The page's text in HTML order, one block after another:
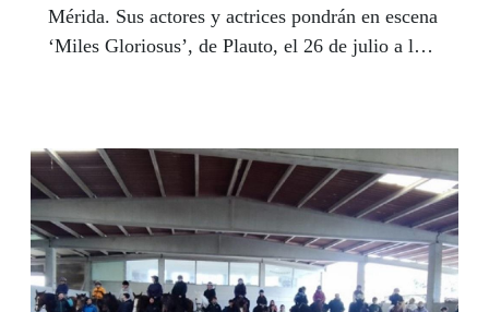
Mérida. Sus actores y actrices pondrán en escena
‘Miles Gloriosus’, de Plauto, el 26 de julio a las